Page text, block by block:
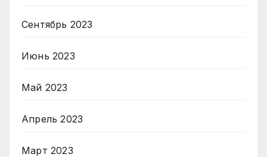
Сентябрь 2023
Июнь 2023
Май 2023
Апрель 2023
Март 2023